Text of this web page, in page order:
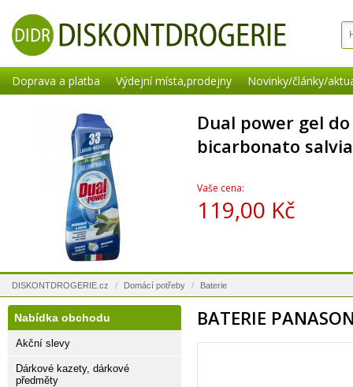
Doprava a platba Výdejní místa,prodejny Novinky/články/
Dual power gel
bicarbonato salvia
Vaše cena:
119,00 Kč
DISKONTDROGERIE.cz / Domácí potřeby / Baterie
BATERIE
Nabídka obchodu
Akční slevy
Dárkové kazety, dárkové
předměty